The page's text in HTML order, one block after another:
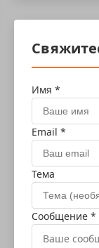
Имя *
Email *
Тема
Сообщение *